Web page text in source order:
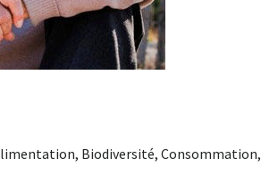
, Biodiversité,Consommation,